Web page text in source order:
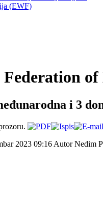
(EWF)
of
i 3
2023 09:16 Autor Nedim